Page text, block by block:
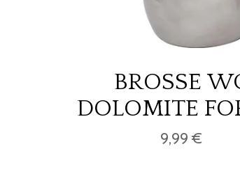
BROSSE
DOLOMITE
GALET -9,99 €